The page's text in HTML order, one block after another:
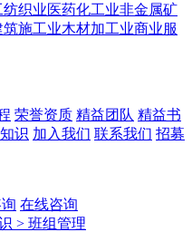
纺织业医药化工业非金属矿
筑施工业木材加工业商业服
荣誉资质 精益团队 精益书
识 加入我们 联系我们 招募
在线咨询
> 班组管理